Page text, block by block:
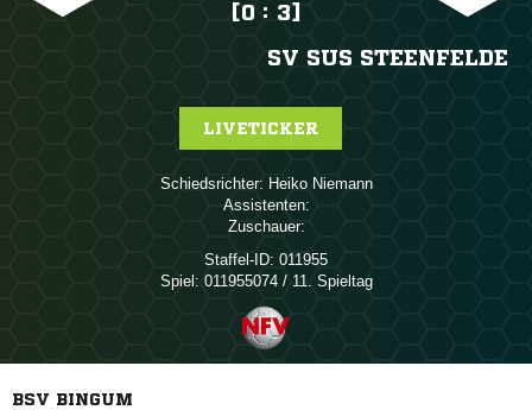
[0 : 3]
SV SUS STEENFELDE
LIVETICKER
Schiedsrichter:  
Assistenten:
Zuschauer:
Staffel-ID: 011955
Spiel: 011955074 / 11. Spieltag
BSV BINGUM